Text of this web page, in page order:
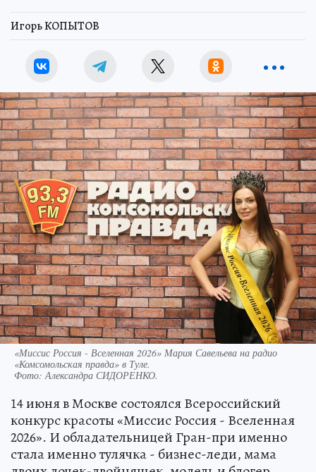
Игорь КОПЫТОВ
«Миссис Россия - Вселенная 2026» Мария Савельева на радио
«Комсомольская правда» в Туле.
Фото:Александра СИДОРЕНКО.
14 июня в Москве состоялся Всероссийский
конкурс красоты «Миссис Россия - Вселенная
2026». И обладательницей Гран-при именно
стала именно тулячка - бизнес-леди, мама